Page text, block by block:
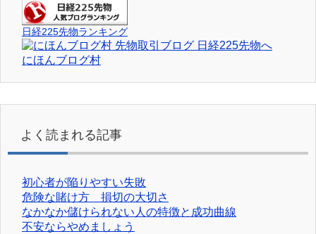
日経225先物ランキング
にほんブログ村
よく読まれる記事
初心者が陥りやすい失敗
危険な賭け方 損切の大切さ
なかなか儲けられない人の特徴と成功曲線
不安ならやめましょう